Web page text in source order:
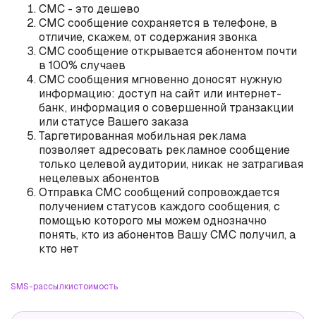
СМС - это дешево
СМС сообщение сохраняется в телефоне, в
отличие, скажем, от содержания звонка
СМС сообщение открывается абонентом почти
в 100% случаев
СМС сообщения мгновенно доносят нужную
информацию: доступ на сайт или интернет-
банк, информация о совершенной транзакции
или статусе Вашего заказа
Таргетированная мобильная реклама
позволяет адресовать рекламное сообщение
только целевой аудитории, никак не затрагивая
нецелевых абонентов
Отправка СМС сообщений сопровождается
получением статусов каждого сообщения, с
помощью которого мы можем однозначно
понять, кто из абонентов Вашу СМС получил, а
кто нет
SMS-рассылкистоимость